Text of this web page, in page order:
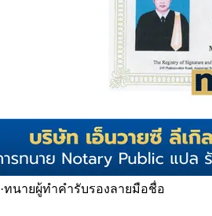
·ทนายผู้ทำคำรับรองลายมือชื่อ